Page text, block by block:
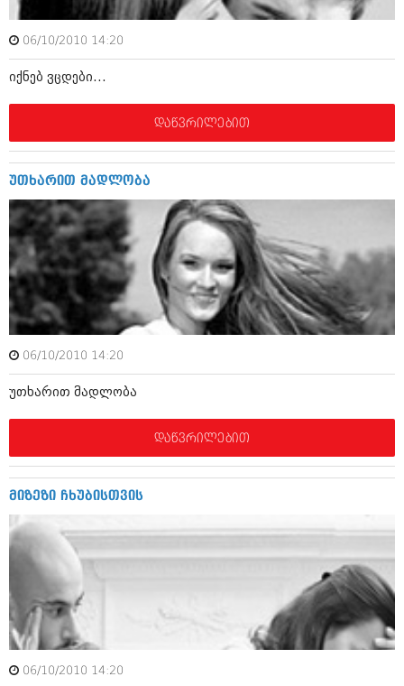
აგვისტო 2013 (89)
ივნისი 2013 (212)
მაისი 2013 (259)
აპრილი 2013 (304)
თებერვალი 2013 (204)
დეკემბერი 2012 (98)
ოქტომბერი 2012 (350)
სექტემბერი 2012 (264)
აგვისტო 2012 (268)
ივლისი 2012 (322)
ივნისი 2012 (282)
მაისი 2012 (240)
აპრილი 2012 (294)
მარტი 2012 (259)
თებერვალი 2012 (376)
იანვარი 2012 (322)
ოქტომბერი 2011 (754)
აგვისტო 2011 (249)
ივლისი 2011 (400)
ივნისი 2011 (438)
მაისი 2011 (415)
აპრილი 2011 (294)
თებერვალი 2011 (329)
იანვარი 2011 (647)
ნოემბერი 2010 (422)
ოქტომბერი 2010 (341)
სექტემბერი 2010 (449)
ივლისი 2010 (556)
06/10/2010 14:20
იქნებ ვცდები...
დაწვრილებით
უთხარით მადლობა
06/10/2010 14:20
უთხარით მადლობა
დაწვრილებით
მიზეზი ჩხუბისთვის
06/10/2010 14:20